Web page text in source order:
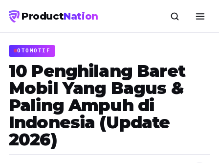
ProductNation
OTOMOTIF
10 Penghilang Baret
Mobil Yang Bagus &
Paling Ampuh di
Indonesia (Update
2026)